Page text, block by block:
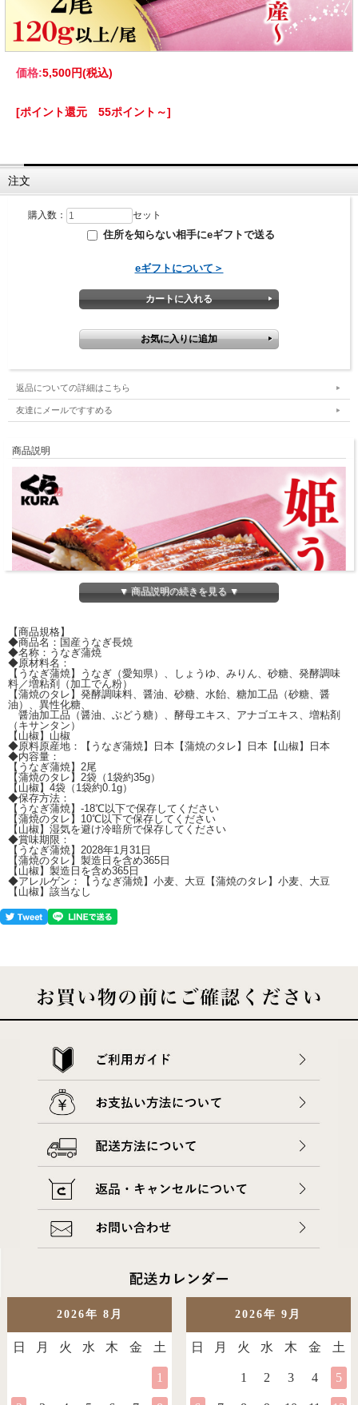
価格:5,500円(税込)
[ポイント還元 55ポイント～]
注文
購入数： セット
住所を知らない相手にeギフトで送る
eギフトについて＞
返品についての詳細はこちら
友達にメールですすめる
商品説明
▼ 商品説明の続きを見る ▼
【商品規格】
◆商品名：国産うなぎ長焼
◆名称：うなぎ蒲焼
◆原材料名：
【うなぎ蒲焼】うなぎ（愛知県）、しょうゆ、みりん、砂糖、発酵調味
料／増粘剤（加工でん粉）
【蒲焼のタレ】発酵調味料、醤油、砂糖、水飴、糖加工品（砂糖、醤
油）、異性化糖、
醤油加工品（醤油、ぶどう糖）、酵母エキス、アナゴエキス、増粘剤
（キサンタン）
【山椒】山椒
◆原料原産地：【うなぎ蒲焼】日本【蒲焼のタレ】日本【山椒】日本
◆内容量：
【うなぎ蒲焼】2尾
【蒲焼のタレ】2袋（1袋約35g）
【山椒】4袋（1袋約0.1g）
◆保存方法：
【うなぎ蒲焼】-18℃以下で保存してください
【蒲焼のタレ】10℃以下で保存してください
【山椒】湿気を避け冷暗所で保存してください
◆賞味期限：
【うなぎ蒲焼】2028年1月31日
【蒲焼のタレ】製造日を含め365日
【山椒】製造日を含め365日
◆アレルゲン：【うなぎ蒲焼】小麦、大豆【蒲焼のタレ】小麦、大豆
【山椒】該当なし